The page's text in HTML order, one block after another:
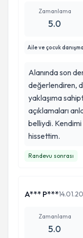
Zamanlama
5.0
Aile ve çocuk
Alanında son
değerlendiren,
yaklaşıma
açıklamaları
belliydi.
hissettim.
Randevu sonrası
A*** P***
Zamanlama
5.0